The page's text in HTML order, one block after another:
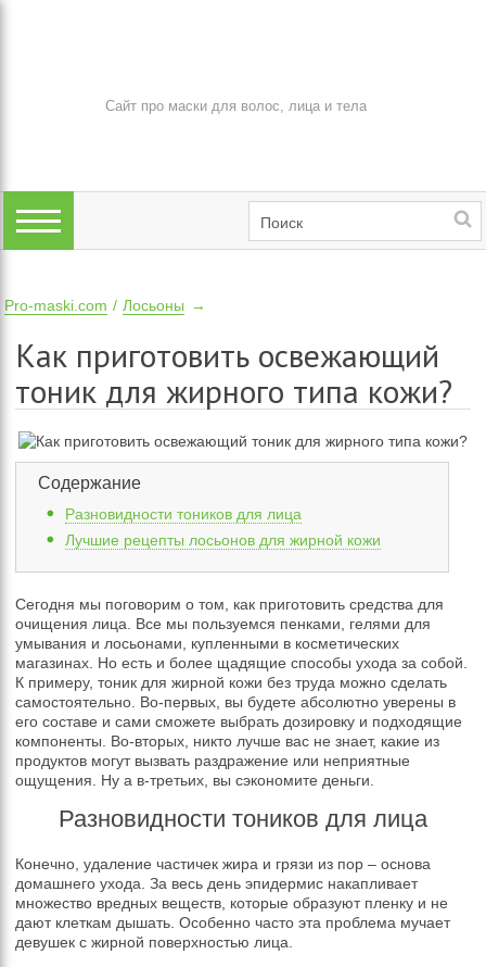
Сайт про маски для волос, лица и тела
Pro-maski.com Лосьоны
Как приготовить освежающий
тоник для жирного типа кожи?
Содержание
Разновидности тоников для лица
Лучшие рецепты лосьонов для жирной кожи
Сегодня мы поговорим о том, как приготовить средства для
очищения лица. Все мы пользуемся пенками, гелями для
умывания и лосьонами, купленными в косметических
магазинах. Но есть и более щадящие способы ухода за собой.
К примеру, тоник для жирной кожи без труда можно сделать
самостоятельно. Во-первых, вы будете абсолютно уверены в
его составе и сами сможете выбрать дозировку и подходящие
компоненты. Во-вторых, никто лучше вас не знает, какие из
продуктов могут вызвать раздражение или неприятные
ощущения. Ну а в-третьих, вы сэкономите деньги.
Разновидности тоников для лица
Конечно, удаление частичек жира и грязи из пор – основа
домашнего ухода. За весь день эпидермис накапливает
множество вредных веществ, которые образуют пленку и не
дают клеткам дышать. Особенно часто эта проблема мучает
девушек с жирной поверхностью лица.